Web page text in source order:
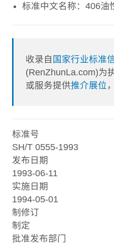
标准中文名称：406油
收录自 国家行业标准
(RenZhunLa.com)为
或服务提供推介展位
标准号
SH/T 0555-1993
发布日期
1993-06-11
实施日期
1994-05-01
制修订
制定
批准发布部门